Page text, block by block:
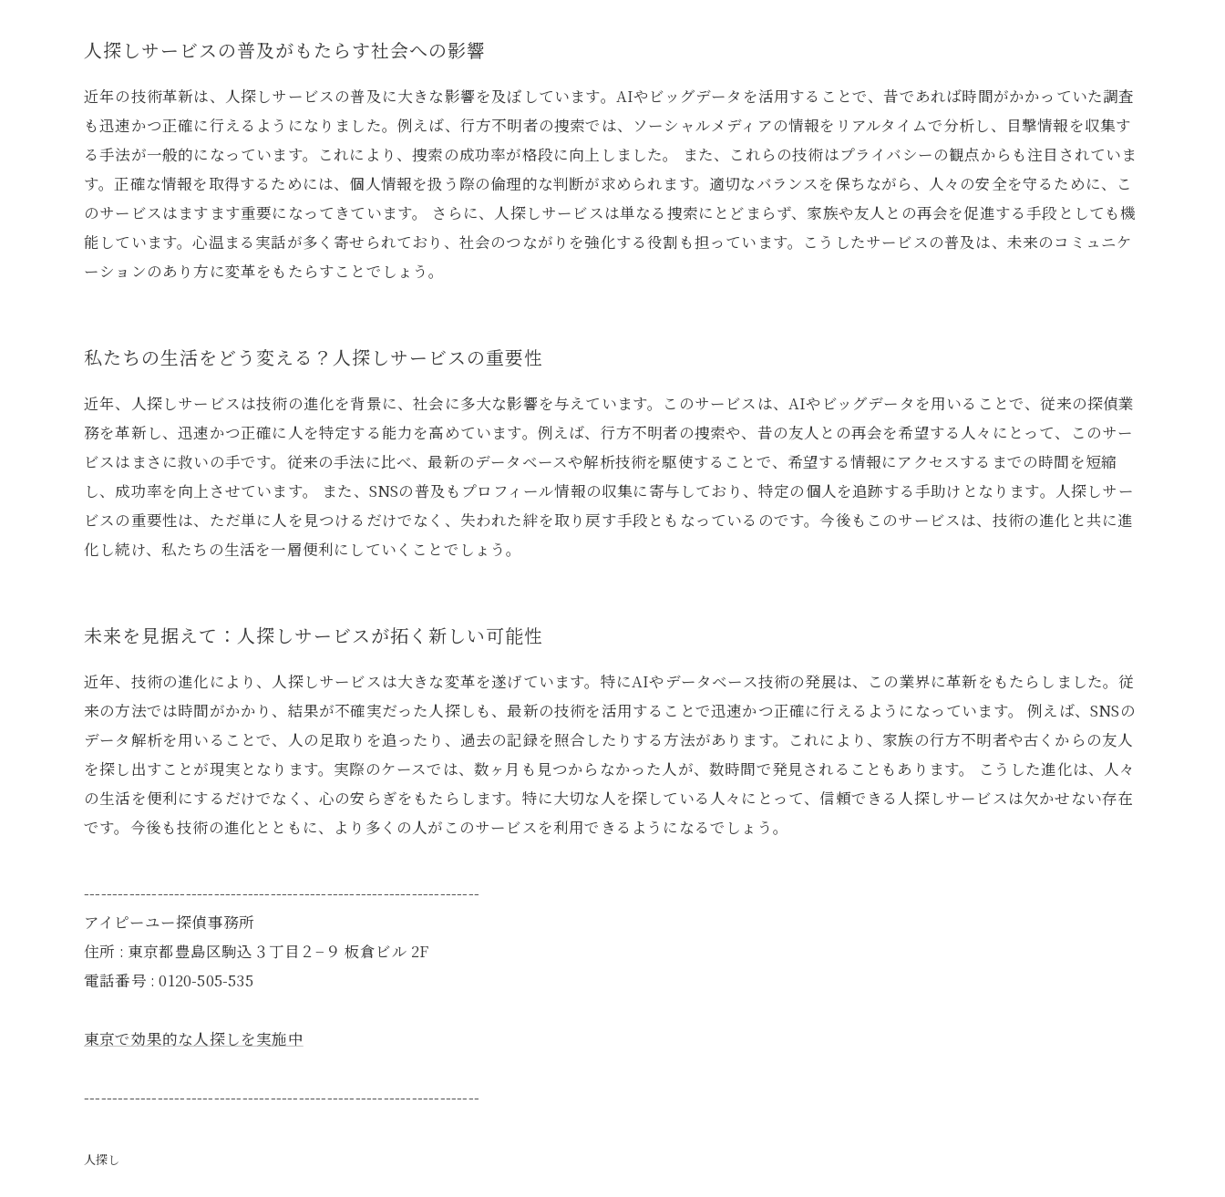
人探しサービスの普及がもたらす社会への影響
近年の技術革新は、人探しサービスの普及に大きな影響を及ぼしています。AIやビッグデータを活用することで、昔であれば時間がかかっていた調査
も迅速かつ正確に行えるようになりました。例えば、行方不明者の捜索では、ソーシャルメディアの情報をリアルタイムで分析し、目撃情報を収集す
る手法が一般的になっています。これにより、捜索の成功率が格段に向上しました。 また、これらの技術はプライバシーの観点からも注目されていま
す。正確な情報を取得するためには、個人情報を扱う際の倫理的な判断が求められます。適切なバランスを保ちながら、人々の安全を守るために、こ
のサービスはますます重要になってきています。 さらに、人探しサービスは単なる捜索にとどまらず、家族や友人との再会を促進する手段としても機
能しています。心温まる実話が多く寄せられており、社会のつながりを強化する役割も担っています。こうしたサービスの普及は、未来のコミュニケ
ーションのあり方に変革をもたらすことでしょう。
私たちの生活をどう変える？人探しサービスの重要性
近年、人探しサービスは技術の進化を背景に、社会に多大な影響を与えています。このサービスは、AIやビッグデータを用いることで、従来の探偵業
務を革新し、迅速かつ正確に人を特定する能力を高めています。例えば、行方不明者の捜索や、昔の友人との再会を希望する人々にとって、このサー
ビスはまさに救いの手です。従来の手法に比べ、最新のデータベースや解析技術を駆使することで、希望する情報にアクセスするまでの時間を短縮
し、成功率を向上させています。 また、SNSの普及もプロフィール情報の収集に寄与しており、特定の個人を追跡する手助けとなります。人探しサー
ビスの重要性は、ただ単に人を見つけるだけでなく、失われた絆を取り戻す手段ともなっているのです。今後もこのサービスは、技術の進化と共に進
化し続け、私たちの生活を一層便利にしていくことでしょう。
未来を見据えて：人探しサービスが拓く新しい可能性
近年、技術の進化により、人探しサービスは大きな変革を遂げています。特にAIやデータベース技術の発展は、この業界に革新をもたらしました。従
来の方法では時間がかかり、結果が不確実だった人探しも、最新の技術を活用することで迅速かつ正確に行えるようになっています。 例えば、SNSの
データ解析を用いることで、人の足取りを追ったり、過去の記録を照合したりする方法があります。これにより、家族の行方不明者や古くからの友人
を探し出すことが現実となります。実際のケースでは、数ヶ月も見つからなかった人が、数時間で発見されることもあります。 こうした進化は、人々
の生活を便利にするだけでなく、心の安らぎをもたらします。特に大切な人を探している人々にとって、信頼できる人探しサービスは欠かせない存在
です。今後も技術の進化とともに、より多くの人がこのサービスを利用できるようになるでしょう。
----------------------------------------------------------------------
アイピーユー探偵事務所
住所 : 東京都豊島区駒込３丁目２−９ 板倉ビル 2F
電話番号 : 0120-505-535
東京で効果的な人探しを実施中
----------------------------------------------------------------------
人探し